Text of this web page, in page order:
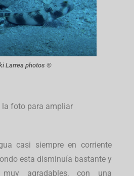
Larrea photos ©
la foto para ampliar
casi siempre en corriente
esta disminuía bastante y
agradables, con una